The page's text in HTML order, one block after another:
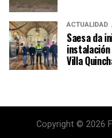
ACTUALIDAD
Saesa da
Villa
Copyright © 2026